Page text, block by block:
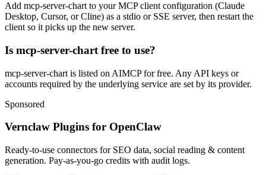
Add mcp-server-chart to your MCP client configuration (Claude
Desktop, Cursor, or Cline) as a stdio or SSE server, then restart the
client so it picks up the new server.
Is mcp-server-chart free to use?
mcp-server-chart is listed on AIMCP for free. Any API keys or
accounts required by the underlying service are set by its provider.
Sponsored
Vernclaw Plugins for OpenClaw
Ready-to-use connectors for SEO data, social reading & content
generation. Pay-as-you-go credits with audit logs.